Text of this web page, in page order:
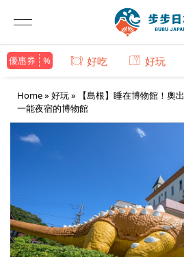
優惠券 好吃 好玩
Home» 好玩» 【島根】睡在博物館！奧
一能夜宿的博物館